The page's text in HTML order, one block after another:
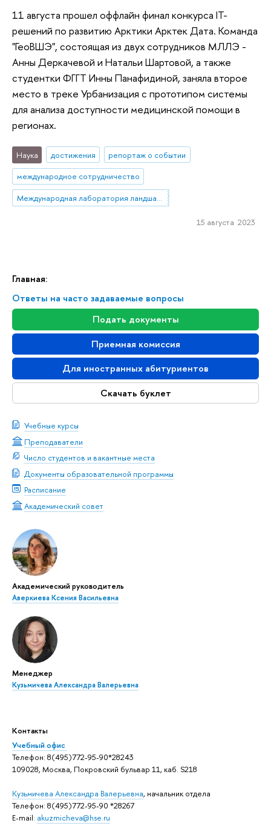
Главная:
Ответы на часто задаваемые вопросы
Подать документы
Приемная комиссия
Для иностранных абитуриентов
Скачать буклет
Учебные курсы
Преподаватели
Число студентов и вакантные места
Документы образовательной программы
Расписание
Академический совет
Академический руководитель
Аверкиева Ксения Васильевна
Менеджер
Кузьмичева Александра Валерьевна
Контакты
Учебный офис
Телефон: 8(495)772-95-90*28243
109028, Москва, Покровский бульвар 11, каб. S218
Кузьмичева Александра Валерьевна, начальник отдела
Телефон: 8(495)772-95-90 *28267
E-mail: akuzmicheva@hse.ru
11 августа прошел оффлайн финал конкурса IT-
решений по развитию Арктики Арктек Дата. Команда
"ГеоВШЭ", состоящая из двух сотрудников МЛЛЭ -
Анны Деркачевой и Натальи Шартовой, а также
студентки ФГГТ Инны Панафидиной, заняла второе
место в треке Урбанизация с прототипом системы
для анализа доступности медицинской помощи в
регионах.
Наука достижения
репортаж о событии
международное сотрудничество
Международная лаборатория ландшафтной экологии
15 августа 2023